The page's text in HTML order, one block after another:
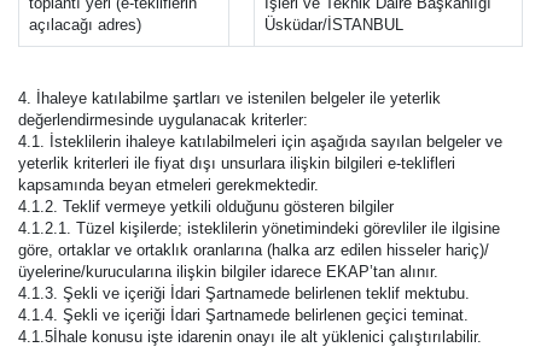
açılacağı adres)
Üsküdar/İSTANBUL
4. İhaleye katılabilme şartları ve istenilen belgeler ile yeterlik
değerlendirmesinde uygulanacak kriterler:
4.1. İsteklilerin ihaleye katılabilmeleri için aşağıda sayılan belgeler ve
yeterlik kriterleri ile fiyat dışı unsurlara ilişkin bilgileri e-teklifleri
kapsamında beyan etmeleri gerekmektedir.
4.1.2. Teklif vermeye yetkili olduğunu gösteren bilgiler
4.1.2.1. Tüzel kişilerde; isteklilerin yönetimindeki görevliler ile ilgisine
göre, ortaklar ve ortaklık oranlarına (halka arz edilen hisseler hariç)/
üyelerine/kurucularına ilişkin bilgiler idarece EKAP’tan alınır.
4.1.3. Şekli ve içeriği İdari Şartnamede belirlenen teklif mektubu.
4.1.4. Şekli ve içeriği İdari Şartnamede belirlenen geçici teminat.
4.1.5İhale konusu işte idarenin onayı ile alt yüklenici çalıştırılabilir.